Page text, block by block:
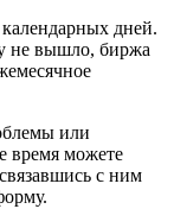
дней.
не вышло, биржа
или
время можете
с ним